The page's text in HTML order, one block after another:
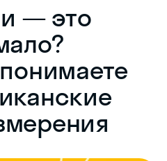
— это